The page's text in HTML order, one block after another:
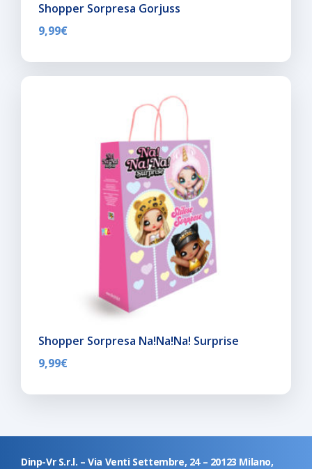
Shopper Sorpresa Gorjuss
9,99€
Shopper Sorpresa Na!Na!Na! Surprise
9,99€
Dinp-Vr S.r.l. – Via Venti Settembre, 24 – 20123 Milano,